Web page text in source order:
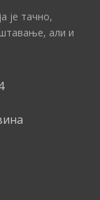
је тачно,
али и